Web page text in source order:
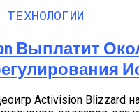
Выплатит
Activision Blizzard